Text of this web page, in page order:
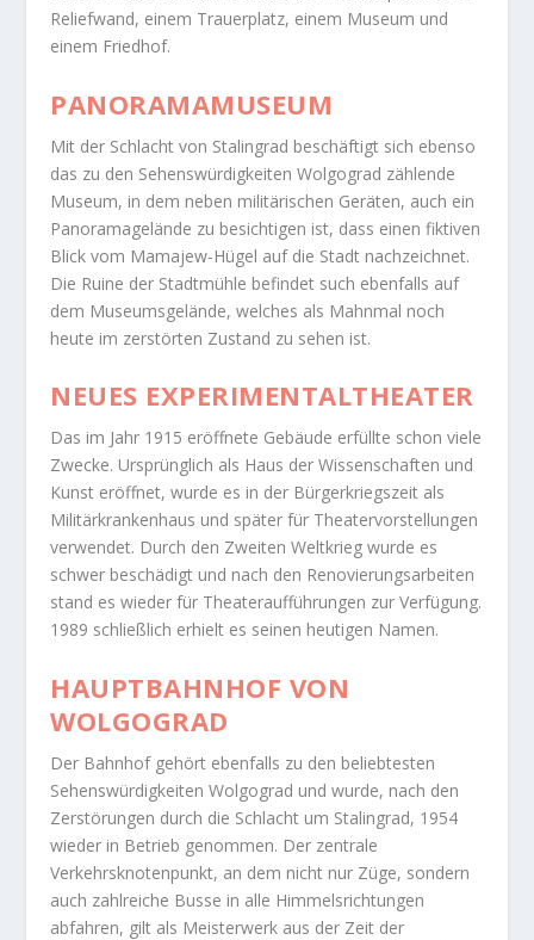
Reliefwand, einem Trauerplatz, einem Museum und
einem Friedhof.
PANORAMAMUSEUM
Mit der Schlacht von Stalingrad beschäftigt sich ebenso
das zu den Sehenswürdigkeiten Wolgograd zählende
Museum, in dem neben militärischen Geräten, auch ein
Panoramagelände zu besichtigen ist, dass einen fiktiven
Blick vom Mamajew-Hügel auf die Stadt nachzeichnet.
Die Ruine der Stadtmühle befindet such ebenfalls auf
dem Museumsgelände, welches als Mahnmal noch
heute im zerstörten Zustand zu sehen ist.
NEUES EXPERIMENTALTHEATER
Das im Jahr 1915 eröffnete Gebäude erfüllte schon viele
Zwecke. Ursprünglich als Haus der Wissenschaften und
Kunst eröffnet, wurde es in der Bürgerkriegszeit als
Militärkrankenhaus und später für Theatervorstellungen
verwendet. Durch den Zweiten Weltkrieg wurde es
schwer beschädigt und nach den Renovierungsarbeiten
stand es wieder für Theateraufführungen zur Verfügung.
1989 schließlich erhielt es seinen heutigen Namen.
HAUPTBAHNHOF VON
WOLGOGRAD
Der Bahnhof gehört ebenfalls zu den beliebtesten
Sehenswürdigkeiten Wolgograd und wurde, nach den
Zerstörungen durch die Schlacht um Stalingrad, 1954
wieder in Betrieb genommen. Der zentrale
Verkehrsknotenpunkt, an dem nicht nur Züge, sondern
auch zahlreiche Busse in alle Himmelsrichtungen
abfahren, gilt als Meisterwerk aus der Zeit der